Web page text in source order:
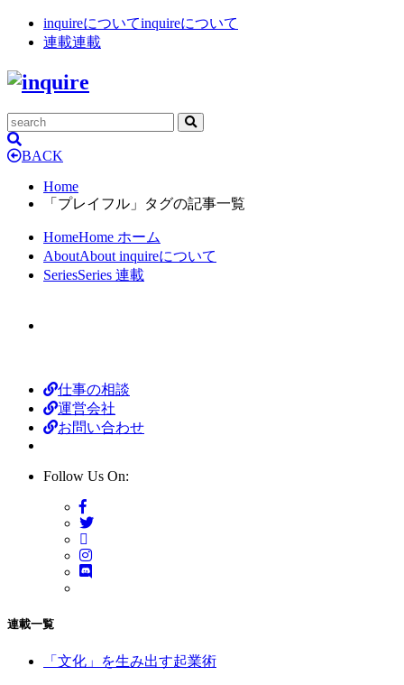
inquireについてinquireについて
連載連載
BACK
Home
「プレイフル」タグの記事一覧
HomeHome ホーム
AboutAbout inquireについて
SeriesSeries 連載
仕事の相談
運営会社
お問い合わせ
Follow Us On:
連載一覧
「文化」を生み出す起業術